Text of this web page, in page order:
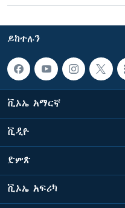
ይከተሉን
ቪኦኤ አማርኛ
ቪዲዮ
ድምጽ
ቪኦኤ አፍሪካ